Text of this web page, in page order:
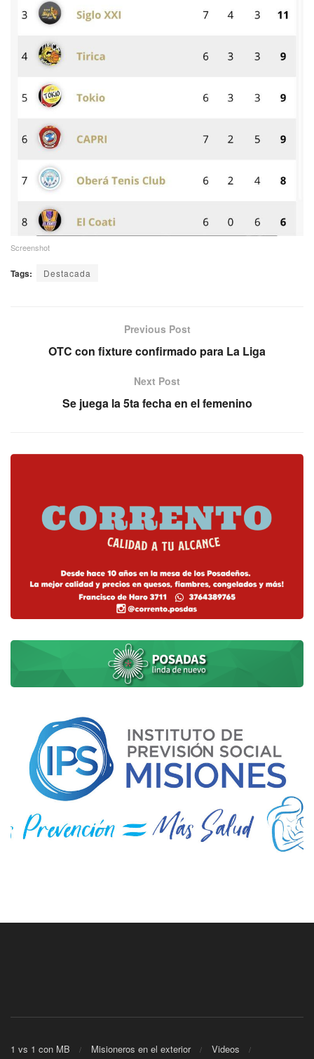
Screenshot
Tags: Destacada
Previous Post
OTC con fixture confirmado para La Liga
Next Post
Se juega la 5ta fecha en el femenino
1 vs 1 con MB Misioneros en el exterior
Videos